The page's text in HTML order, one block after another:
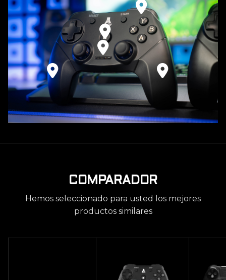
COMPARADOR
Hemos seleccionado para usted los mejores
productos similares